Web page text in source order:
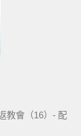
教會（16）- 配